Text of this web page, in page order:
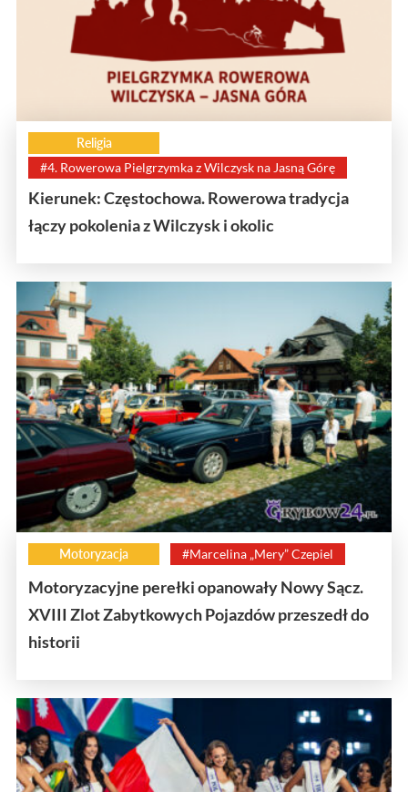
Religia
#4. Rowerowa Pielgrzymka z Wilczysk na Jasną Górę
Kierunek: Częstochowa. Rowerowa tradycja
łączy pokolenia z Wilczysk i okolic
Motoryzacja #Marcelina „Mery” Czepiel
Motoryzacyjne perełki opanowały Nowy Sącz.
XVIII Zlot Zabytkowych Pojazdów przeszedł do
historii